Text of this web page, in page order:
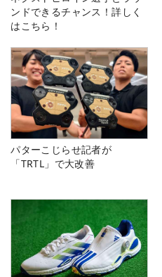
ンドできるチャンス！詳しく
はこちら！
パターこじらせ記者が
「TRTL」で大改善